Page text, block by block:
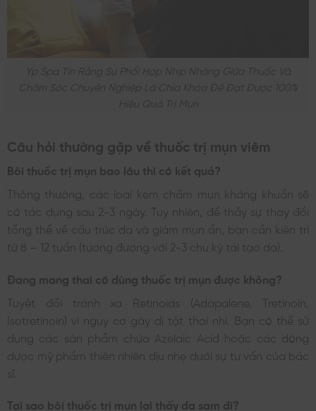
Yp Spa Tin Rằng Sự Phối Hợp Nhịp Nhàng Giữa Thuốc Và
Chăm Sóc Chuyên Nghiệp Là Chìa Khóa Để Đạt Được 100%
Hiệu Quả Trị Mụn
Câu hỏi thường gặp về thuốc trị mụn viêm
Bôi thuốc trị mụn bao lâu thì có kết quả?
Thông thường, các loại kem chấm mụn kháng khuẩn sẽ
có tác dụng sau 2-3 ngày. Tuy nhiên, để thấy sự thay đổi
tổng thể về cấu trúc da và giảm mụn ẩn, bạn cần kiên trì
từ 8 – 12 tuần (tương đương với 2-3 chu kỳ tái tạo da).
Đang mang thai có dùng thuốc trị mụn được không?
Tuyệt đối tránh xa Retinoids (Adapalene, Tretinoin,
Isotretinoin) vì nguy cơ gây dị tật thai nhi. Bạn có thể sử
dụng các sản phẩm chứa Azelaic Acid hoặc các dòng
dược mỹ phẩm thiên nhiên dịu nhẹ dưới sự tư vấn của bác
sĩ.
Tại sao bôi thuốc trị mụn lại thấy da sạm đi?